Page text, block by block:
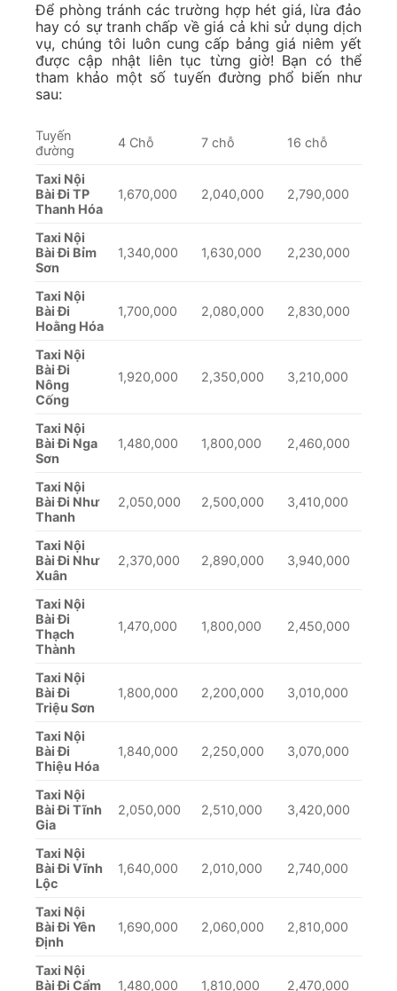
Để phòng tránh các trường hợp hét giá, lừa đảo
hay có sự tranh chấp về giá cả khi sử dụng dịch
vụ, chúng tôi luôn cung cấp bảng giá niêm yết
được cập nhật liên tục từng giờ! Bạn có thể
tham khảo một số tuyến đường phổ biến như
sau:
Tuyến
đường
4 Chỗ 7 chỗ 16 chỗ
Taxi Nội
Bài Đi TP
Thanh Hóa
1,670,000 2,040,000 2,790,000
Taxi Nội
Bài Đi Bỉm
Sơn
1,340,000 1,630,000 2,230,000
Taxi Nội
Bài Đi
Hoằng Hóa
1,700,000 2,080,000 2,830,000
Taxi Nội
Bài Đi
Nông
Cống
1,920,000 2,350,000 3,210,000
Taxi Nội
Bài Đi Nga
Sơn
1,480,000 1,800,000 2,460,000
Taxi Nội
Bài Đi Như
Thanh
2,050,000 2,500,000 3,410,000
Taxi Nội
Bài Đi Như
Xuân
2,370,000 2,890,000 3,940,000
Taxi Nội
Bài Đi
Thạch
Thành
1,470,000 1,800,000 2,450,000
Taxi Nội
Bài Đi
Triệu Sơn
1,800,000 2,200,000 3,010,000
Taxi Nội
Bài Đi
Thiệu Hóa
1,840,000 2,250,000 3,070,000
Taxi Nội
Bài Đi Tĩnh
Gia
2,050,000 2,510,000 3,420,000
Taxi Nội
Bài Đi Vĩnh
Lộc
1,640,000 2,010,000 2,740,000
Taxi Nội
Bài Đi Yên
Định
1,690,000 2,060,000 2,810,000
Taxi Nội
Bài Đi Cẩm
1,480,000 1,810,000 2,470,000